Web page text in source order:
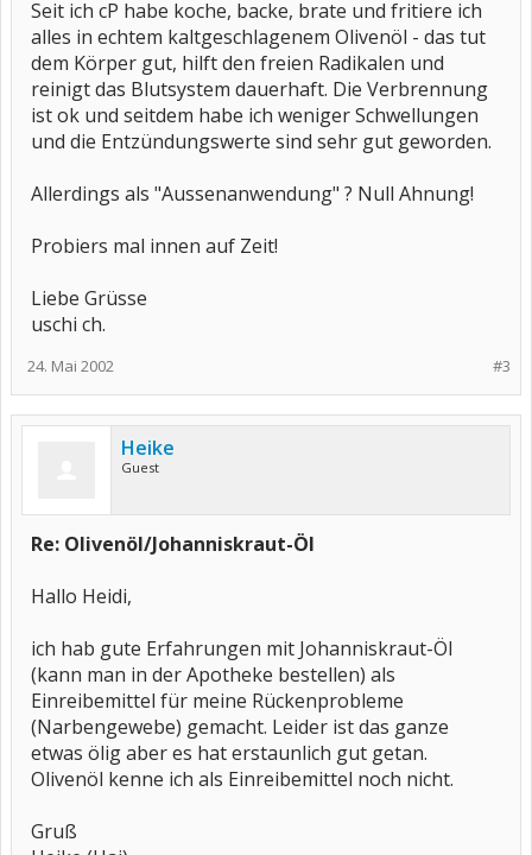
Seit ich cP habe koche, backe, brate und fritiere ich
alles in echtem kaltgeschlagenem Olivenöl - das tut
dem Körper gut, hilft den freien Radikalen und
reinigt das Blutsystem dauerhaft. Die Verbrennung
ist ok und seitdem habe ich weniger Schwellungen
und die Entzündungswerte sind sehr gut geworden.
Allerdings als "Aussenanwendung" ? Null Ahnung!
Probiers mal innen auf Zeit!
Liebe Grüsse
uschi ch.
#3
24. Mai 2002
Heike
Guest
Re: Olivenöl/Johanniskraut-Öl
Hallo Heidi,
ich hab gute Erfahrungen mit Johanniskraut-Öl
(kann man in der Apotheke bestellen) als
Einreibemittel für meine Rückenprobleme
(Narbengewebe) gemacht. Leider ist das ganze
etwas ölig aber es hat erstaunlich gut getan.
Olivenöl kenne ich als Einreibemittel noch nicht.
Gruß